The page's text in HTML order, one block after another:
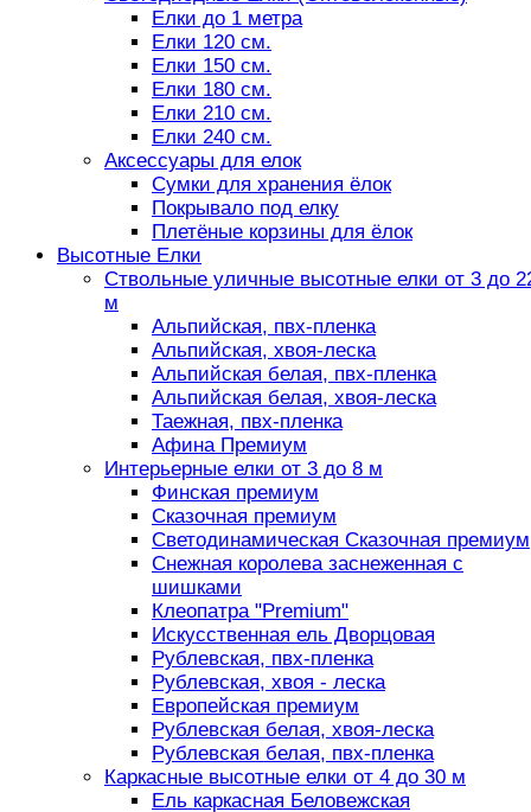
Елки до 1 метра
Елки 120 см.
Елки 150 см.
Елки 180 см.
Елки 210 см.
Елки 240 см.
Аксессуары для елок
Сумки для хранения ёлок
Покрывало под елку
Плетёные корзины для ёлок
Высотные Елки
Ствольные уличные высотные елки от 3 до
м
Альпийская, пвх-пленка
Альпийская, хвоя-леска
Альпийская белая, пвх-пленка
Альпийская белая, хвоя-леска
Таежная, пвх-пленка
Афина Премиум
Интерьерные елки от 3 до 8 м
Финская премиум
Сказочная премиум
Светодинамическая Сказочная премиум
Снежная королева заснеженная с
шишками
Клеопатра "Premium"
Искусственная ель Дворцовая
Рублевская, пвх-пленка
Рублевская, хвоя - леска
Европейская премиум
Рублевская белая, хвоя-леска
Рублевская белая, пвх-пленка
Каркасные высотные елки от 4 до 30 м
Ель каркасная Беловежская